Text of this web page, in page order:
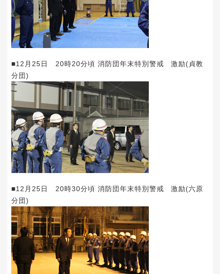
■12月25日 20時20分頃 消防団年末特別警戒 激励(貞教
分団)
■12月25日 20時30分頃 消防団年末特別警戒 激励(六原
分団)